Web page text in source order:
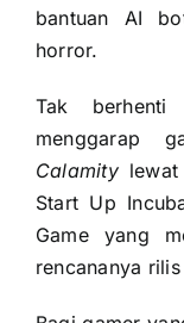
bantuan AI
horror.
Tak
menggarap
Calamitylewat
Start Up
Game yang
rencananya